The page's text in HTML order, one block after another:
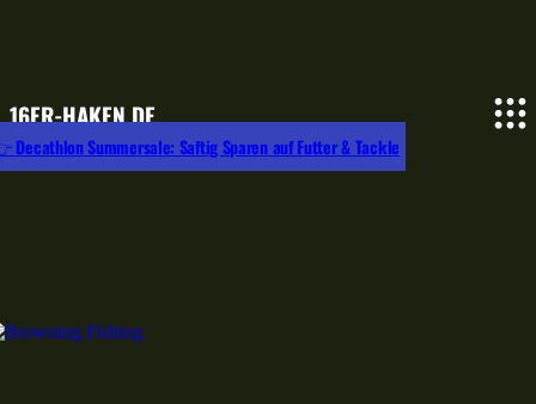
16ER-HAKEN.DE
Decathlon Summersale: Saftig Sparen auf Futter & Tackle